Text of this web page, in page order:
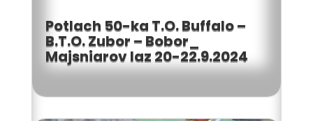
Potlach 50-ka T.O. Buffalo –
B.T.O. Zubor – Bobor_
Majsniarov laz 20-22.9.2024